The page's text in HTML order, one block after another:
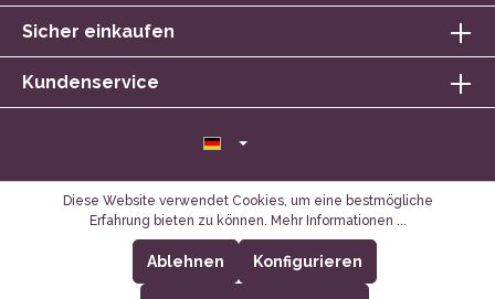
Sicher einkaufen
Kundenservice
Diese Website verwendet Cookies, um eine bestmögliche
Erfahrung bieten zu können. Mehr Informationen ...
Ablehnen Konfigurieren